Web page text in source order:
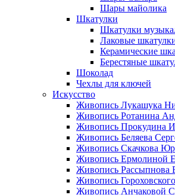
Шары майолика
Шкатулки
Шкатулки
Лаковые
Керамические
Берестяные
Шоколад
Чехлы для ключей
Искусство
Живопись Лукашука
Живопись Ротанина
Живопись Прокудина
Живопись Беляева
Живопись Скачкова
Живопись Ермолиной
Живопись Рассыпнова
Живопись
Живопись Анчаковой